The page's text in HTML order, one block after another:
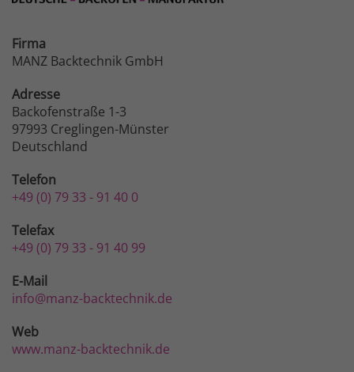
Firma
MANZ Backtechnik GmbH
Adresse
Backofenstraße 1-3
97993 Creglingen-Münster
Deutschland
Telefon
+49 (0) 79 33 - 91 40 0
Telefax
+49 (0) 79 33 - 91 40 99
E-Mail
info@manz-backtechnik.de
Web
www.manz-backtechnik.de